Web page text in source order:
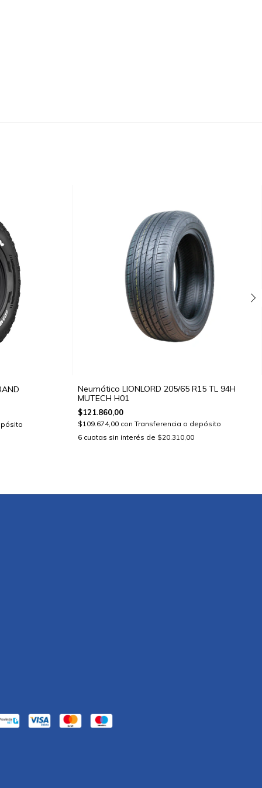
Neumático LIONLORD 205/65 R15 TL 94H
MUTECH H01
$121.860,00
$109.674,00 con Transferencia o depósito
6 cuotas sin interés de $20.310,00